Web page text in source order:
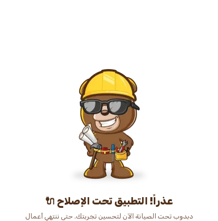
عذراً! التطبيق تحت الإصلاح 🔌
دبدوب تحت الصيانة الآن لتحسين تجربتك. حتى ننتهي أعمال